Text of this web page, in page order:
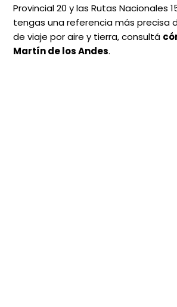
Provincial 20 y las Rutas Nacionales
tengas una referencia más precisa
de viaje por aire y tierra, consultá
Martín de los Andes.